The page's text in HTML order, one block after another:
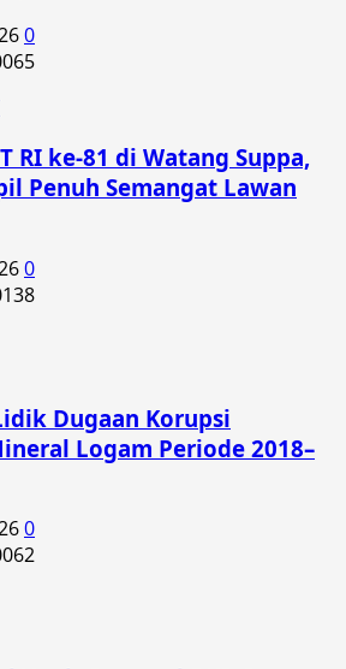
0
RI ke-81 di Watang Suppa,
Penuh Semangat Lawan
0
Dugaan Korupsi
Logam Periode 2018–
0